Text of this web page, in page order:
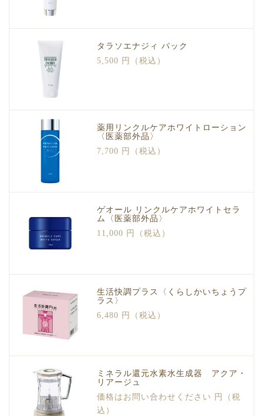
タラソエナジィ パック
5,500 円（税込）
薬用リンクルケアホワイトローション
〈医薬部外品〉
7,700 円（税込）
ゲオール リンクルケアホワイトセラ
ム〈医薬部外品〉
11,000 円（税込）
生活快調プラス〈くらしかいちょうプ
ラス〉
6,480 円（税込）
ミネラル還元水素水生成器 アクア・
リアージュ
価格はお問い合わせください 円（税
込）